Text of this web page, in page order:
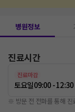
병원정보
진료시간
진료마감
토요일09:00 - 12:30
※ 방문 전 전화를 통해 진